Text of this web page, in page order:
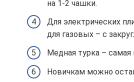
на 1-2 чашки.
Для электрических
для газовых – с
Медная турка – самая
Новичкам можно